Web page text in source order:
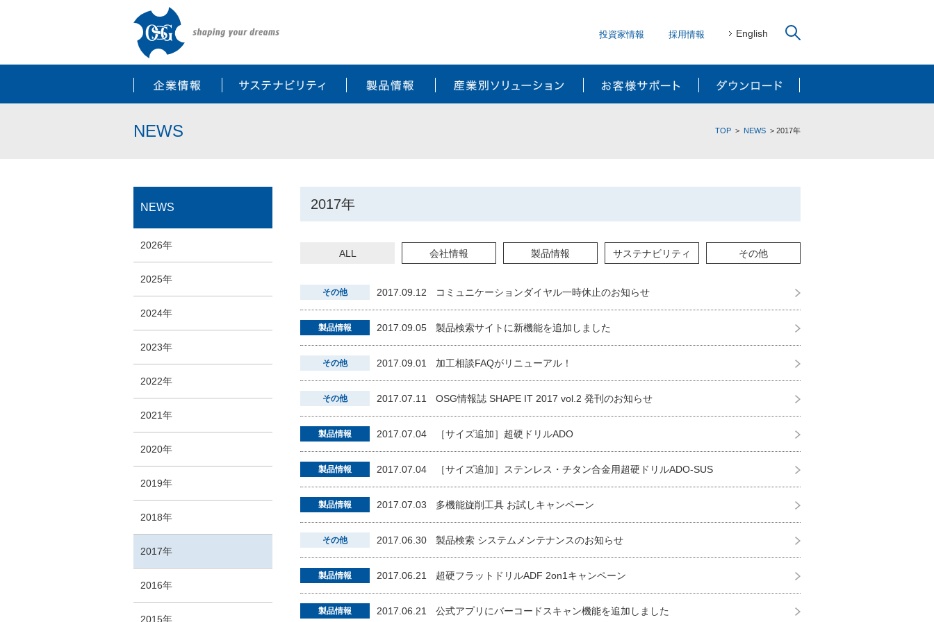
投資家情報 採用情報 English
TOP NEWS 2017年
NEWS
2017年
ALL 会社情報 製品情報 サステナビリティ その他
その他 2017.09.12 コミュニケーションダイヤル一時休止のお知らせ
製品情報 2017.09.05 製品検索サイトに新機能を追加しました
その他 2017.09.01 加工相談FAQがリニューアル！
その他 2017.07.11 OSG情報誌 SHAPE IT 2017 vol.2 発刊のお知らせ
製品情報 2017.07.04 ［サイズ追加］超硬ドリルADO
製品情報 2017.07.04 ［サイズ追加］ステンレス・チタン合金用超硬ドリルADO-SUS
製品情報 2017.07.03 多機能旋削工具 お試しキャンペーン
その他 2017.06.30 製品検索 システムメンテナンスのお知らせ
製品情報 2017.06.21 超硬フラットドリルADF 2on1キャンペーン
製品情報 2017.06.21 公式アプリにバーコードスキャン機能を追加しました
NEWS
2026年
2025年
2024年
2023年
2022年
2021年
2020年
2019年
2018年
2017年
2016年
2015年